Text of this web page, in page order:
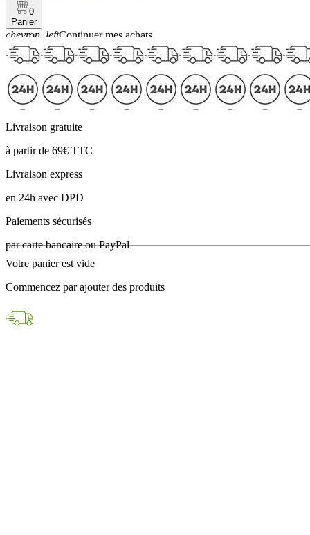
0
Panier
chevron_leftContinuer mes achats
Panier
Livraison gratuite
à partir de 69€ TTC
Livraison express
en 24h avec DPD
Paiements sécurisés
par carte bancaire ou PayPal
Votre panier est vide
Commencez par ajouter des produits